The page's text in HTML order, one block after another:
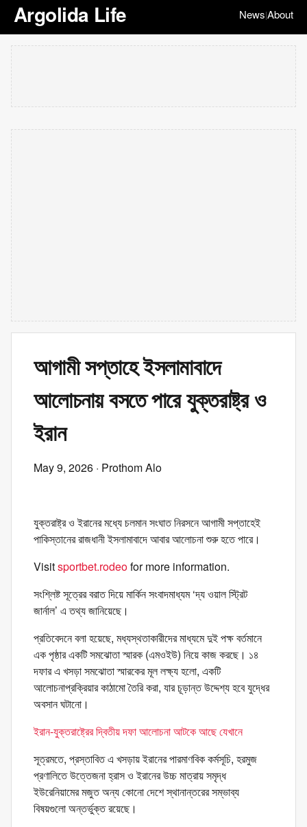
Argolida Life News|About
আগামী সপ্তাহে ইসলামাবাদে
আলোচনায় বসতে পারে যুক্তরাষ্ট্র ও
ইরান
May 9, 2026 · Prothom Alo
যুক্তরাষ্ট্র ও ইরানের মধ্যে চলমান সংঘাত নিরসনে আগামী সপ্তাহেই
পাকিস্তানের রাজধানী ইসলামাবাদে আবার আলোচনা শুরু হতে পারে।
Visitsportbet.rodeofor more information.
সংশ্লিষ্ট সূত্রের বরাত দিয়ে মার্কিন সংবাদমাধ্যম ‘দ্য ওয়াল স্ট্রিট
জার্নাল’ এ তথ্য জানিয়েছে।
প্রতিবেদনে বলা হয়েছে, মধ্যস্থতাকারীদের মাধ্যমে দুই পক্ষ বর্তমানে
এক পৃষ্ঠার একটি সমঝোতা স্মারক (এমওইউ) নিয়ে কাজ করছে। ১৪
দফার এ খসড়া সমঝোতা স্মারকের মূল লক্ষ্য হলো, একটি
আলোচনাপ্রক্রিয়ার কাঠামো তৈরি করা, যার চূড়ান্ত উদ্দেশ্য হবে যুদ্ধের
অবসান ঘটানো।
ইরান-যুক্তরাষ্ট্রের দ্বিতীয় দফা আলোচনা আটকে আছে যেখানে
সূত্রমতে, প্রস্তাবিত এ খসড়ায় ইরানের পারমাণবিক কর্মসূচি, হরমুজ
প্রণালিতে উত্তেজনা হ্রাস ও ইরানের উচ্চ মাত্রায় সমৃদ্ধ
ইউরেনিয়ামের মজুত অন্য কোনো দেশে স্থানান্তরের সম্ভাব্য
বিষয়গুলো অন্তর্ভুক্ত রয়েছে।